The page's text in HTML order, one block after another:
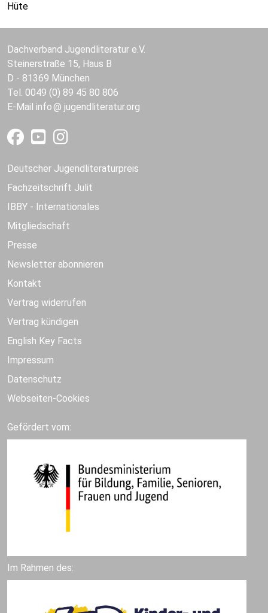
Hüte
Dachverband Jugendliteratur e.V.
Steinerstraße 15, Haus B
D - 81369 München
Tel. 0049 (0) 89 45 80 806
E-Mail info jugendliteratur.org
Deutscher Jugendliteraturpreis
Fachzeitschrift Julit
IBBY - Internationales
Mitgliedschaft
Presse
Newsletter abonnieren
Kontakt
Vertrag widerrufen
Vertrag kündigen
English Key Facts
Impressum
Datenschutz
Webseiten-Cookies
Gefördert vom:
Im Rahmen des: